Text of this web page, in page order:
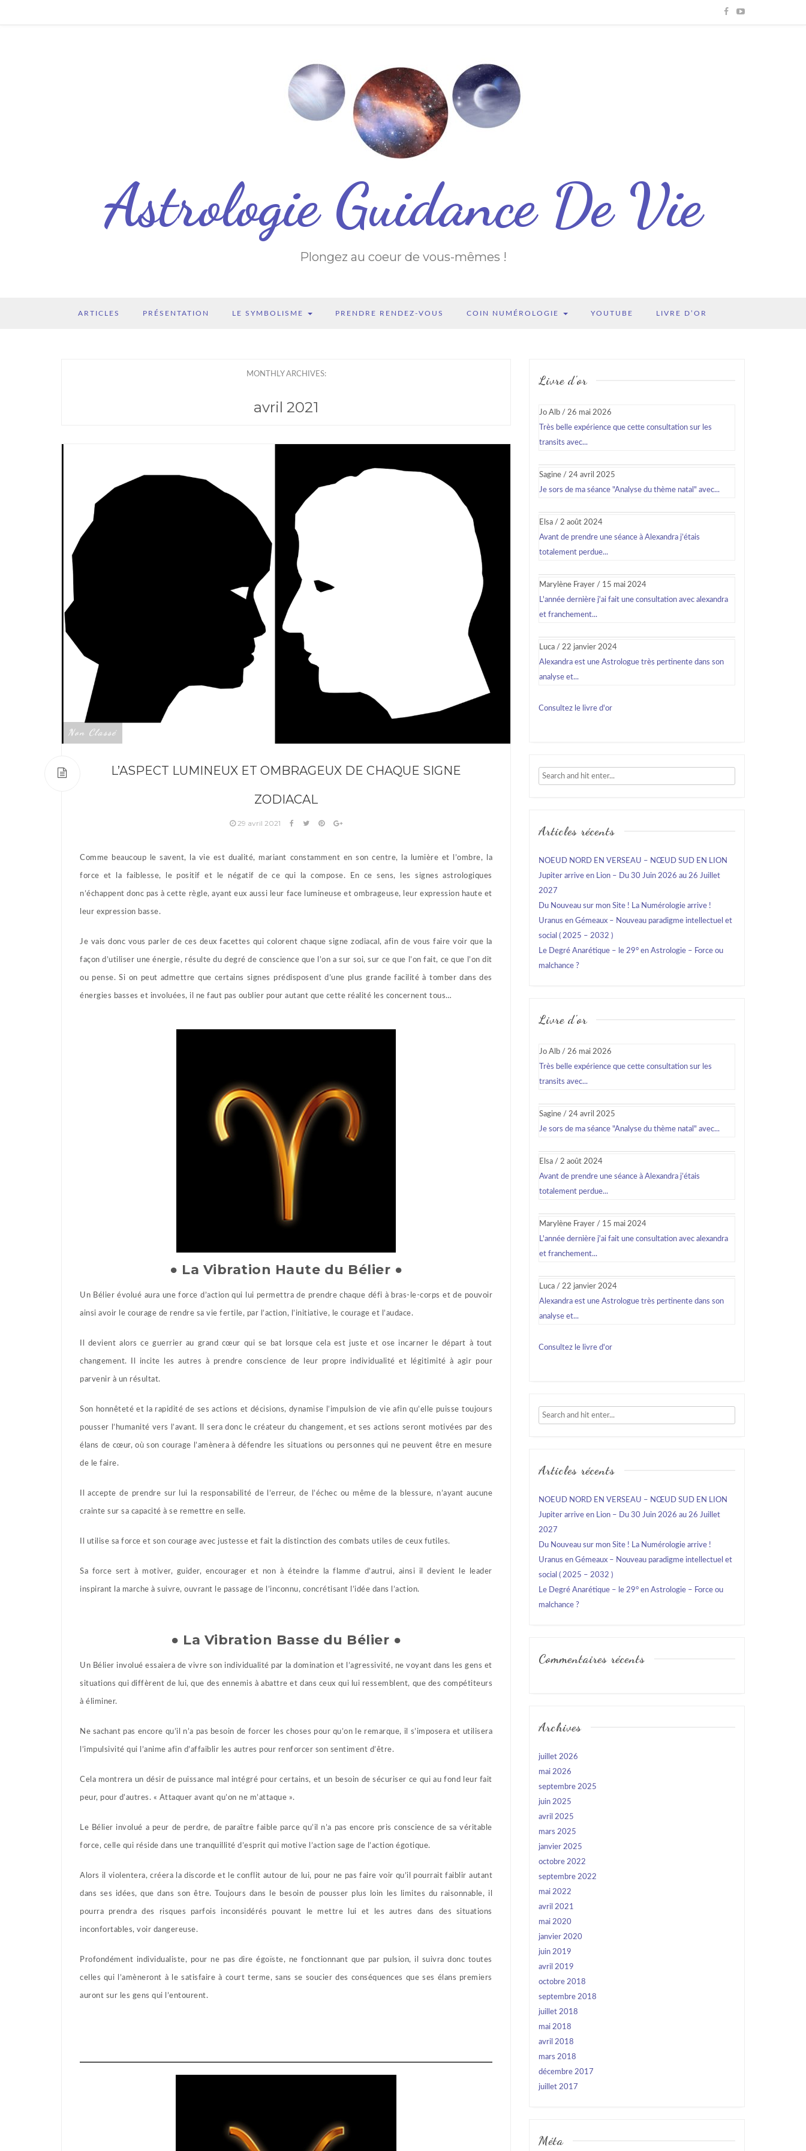
Astrologie Guidance De Vie
Plongez au coeur de vous-mêmes !
ARTICLES PRÉSENTATION LE SYMBOLISME PRENDRE RENDEZ-VOUS COIN NUMÉROLOGIE YOUTUBE LIVRE D’OR
MONTHLY ARCHIVES:
avril 2021
Non Classé
L’ASPECT LUMINEUX ET OMBRAGEUX DE CHAQUE SIGNE
ZODIACAL
29 avril 2021
Comme beaucoup le savent, la vie est dualité, mariant constamment en son centre, la lumière et l’ombre, la
force et la faiblesse, le positif et le négatif de ce qui la compose. En ce sens, les signes astrologiques
n’échappent donc pas à cette règle, ayant eux aussi leur face lumineuse et ombrageuse, leur expression haute et
leur expression basse.
Je vais donc vous parler de ces deux facettes qui colorent chaque signe zodiacal, afin de vous faire voir que la
façon d’utiliser une énergie, résulte du degré de conscience que l’on a sur soi, sur ce que l’on fait, ce que l’on dit
ou pense. Si on peut admettre que certains signes prédisposent d’une plus grande facilité à tomber dans des
énergies basses et involuées, il ne faut pas oublier pour autant que cette réalité les concernent tous…
● La Vibration Haute du Bélier ●
Un Bélier évolué aura une force d’action qui lui permettra de prendre chaque défi à bras-le-corps et de pouvoir
ainsi avoir le courage de rendre sa vie fertile, par l’action, l’initiative, le courage et l’audace.
Il devient alors ce guerrier au grand cœur qui se bat lorsque cela est juste et ose incarner le départ à tout
changement. Il incite les autres à prendre conscience de leur propre individualité et légitimité à agir pour
parvenir à un résultat.
Son honnêteté et la rapidité de ses actions et décisions, dynamise l’impulsion de vie afin qu’elle puisse toujours
pousser l’humanité vers l’avant. Il sera donc le créateur du changement, et ses actions seront motivées par des
élans de cœur, où son courage l’amènera à défendre les situations ou personnes qui ne peuvent être en mesure
de le faire.
Il accepte de prendre sur lui la responsabilité de l’erreur, de l’échec ou même de la blessure, n’ayant aucune
crainte sur sa capacité à se remettre en selle.
Il utilise sa force et son courage avec justesse et fait la distinction des combats utiles de ceux futiles.
Sa force sert à motiver, guider, encourager et non à éteindre la flamme d’autrui, ainsi il devient le leader
inspirant la marche à suivre, ouvrant le passage de l’inconnu, concrétisant l’idée dans l’action.
● La Vibration Basse du Bélier ●
Un Bélier involué essaiera de vivre son individualité par la domination et l’agressivité, ne voyant dans les gens et
situations qui diffèrent de lui, que des ennemis à abattre et dans ceux qui lui ressemblent, que des compétiteurs
à éliminer.
Ne sachant pas encore qu’il n’a pas besoin de forcer les choses pour qu’on le remarque, il s’imposera et utilisera
l’impulsivité qui l’anime afin d’affaiblir les autres pour renforcer son sentiment d’être.
Cela montrera un désir de puissance mal intégré pour certains, et un besoin de sécuriser ce qui au fond leur fait
peur, pour d’autres. « Attaquer avant qu’on ne m’attaque ».
Le Bélier involué a peur de perdre, de paraître faible parce qu’il n’a pas encore pris conscience de sa véritable
force, celle qui réside dans une tranquillité d’esprit qui motive l’action sage de l’action égotique.
Alors il violentera, créera la discorde et le conflit autour de lui, pour ne pas faire voir qu’il pourrait faiblir autant
dans ses idées, que dans son être. Toujours dans le besoin de pousser plus loin les limites du raisonnable, il
pourra prendra des risques parfois inconsidérés pouvant le mettre lui et les autres dans des situations
inconfortables, voir dangereuse.
Profondément individualiste, pour ne pas dire égoïste, ne fonctionnant que par pulsion, il suivra donc toutes
celles qui l’amèneront à le satisfaire à court terme, sans se soucier des conséquences que ses élans premiers
auront sur les gens qui l’entourent.
Livre d'or
Jo Alb / 26 mai 2026
Très belle expérience que cette consultation sur les
transits avec...
Sagine / 24 avril 2025
Je sors de ma séance "Analyse du thème natal" avec...
Elsa / 2 août 2024
Avant de prendre une séance à Alexandra j’étais
totalement perdue...
Marylène Frayer / 15 mai 2024
L'année dernière j'ai fait une consultation avec alexandra
et franchement...
Luca / 22 janvier 2024
Alexandra est une Astrologue très pertinente dans son
analyse et...
Consultez le livre d'or
Articles récents
NOEUD NORD EN VERSEAU – NŒUD SUD EN LION
Jupiter arrive en Lion – Du 30 Juin 2026 au 26 Juillet
2027
Du Nouveau sur mon Site ! La Numérologie arrive !
Uranus en Gémeaux – Nouveau paradigme intellectuel et
social ( 2025 – 2032 )
Le Degré Anarétique – le 29° en Astrologie – Force ou
malchance ?
Livre d'or
Jo Alb / 26 mai 2026
Très belle expérience que cette consultation sur les
transits avec...
Sagine / 24 avril 2025
Je sors de ma séance "Analyse du thème natal" avec...
Elsa / 2 août 2024
Avant de prendre une séance à Alexandra j’étais
totalement perdue...
Marylène Frayer / 15 mai 2024
L'année dernière j'ai fait une consultation avec alexandra
et franchement...
Luca / 22 janvier 2024
Alexandra est une Astrologue très pertinente dans son
analyse et...
Consultez le livre d'or
Articles récents
NOEUD NORD EN VERSEAU – NŒUD SUD EN LION
Jupiter arrive en Lion – Du 30 Juin 2026 au 26 Juillet
2027
Du Nouveau sur mon Site ! La Numérologie arrive !
Uranus en Gémeaux – Nouveau paradigme intellectuel et
social ( 2025 – 2032 )
Le Degré Anarétique – le 29° en Astrologie – Force ou
malchance ?
Commentaires récents
Archives
juillet 2026
mai 2026
septembre 2025
juin 2025
avril 2025
mars 2025
janvier 2025
octobre 2022
septembre 2022
mai 2022
avril 2021
mai 2020
janvier 2020
juin 2019
avril 2019
octobre 2018
septembre 2018
juillet 2018
mai 2018
avril 2018
mars 2018
décembre 2017
juillet 2017
Méta